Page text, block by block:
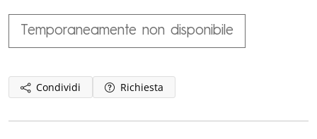
Temporaneamente non disponibile
Condividi Richiesta